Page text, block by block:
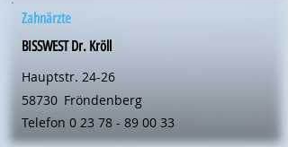
Zahnärzte
BISSWEST Dr. Kröll
Hauptstr. 24-26
58730 Fröndenberg
Telefon 0 23 78 - 89 00 33